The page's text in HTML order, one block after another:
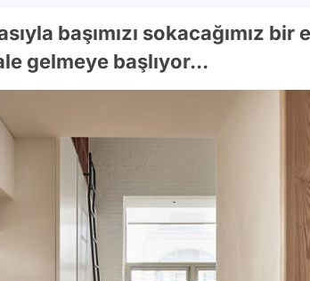
başımızı sokacağımız bir
gelmeye başlıyor...